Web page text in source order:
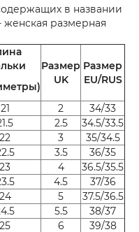
в названии
женская размерная
Размер
UK
Размер
EU/RUS
21 2
34/33
2.5
34.5/33.5
22 3
35/34.5
3.5
36/35
23 4
36.5/35.5
4.5
37/36
24 5
37.5/36.5
5.5
38/37
25 6
39/38